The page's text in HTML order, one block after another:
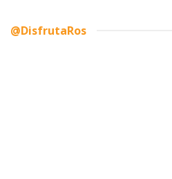
@DisfrutaRos